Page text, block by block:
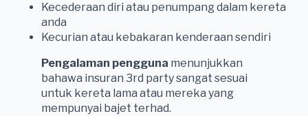
Kecederaan diri atau penumpang dalam kereta
anda
Kecurian atau kebakaran kenderaan sendiri
Pengalaman pengguna menunjukkan
bahawa insuran 3rd party sangat sesuai
untuk kereta lama atau mereka yang
mempunyai bajet terhad.